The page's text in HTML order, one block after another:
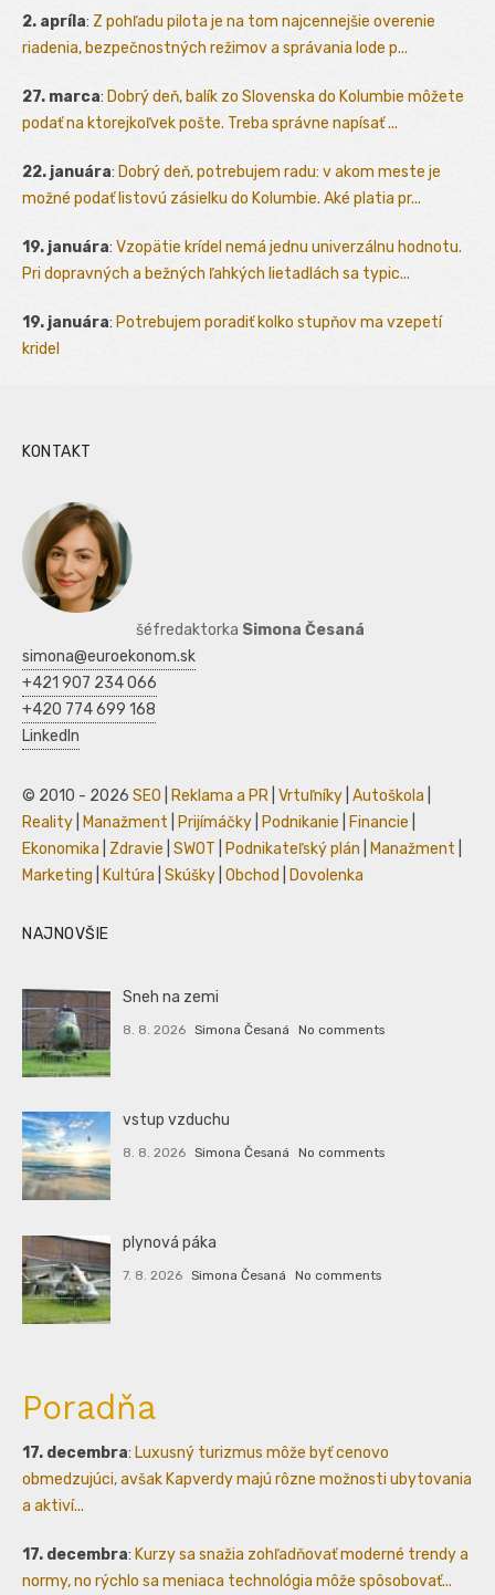
2. apríla: Z pohľadu pilota je na tom najcennejšie overenie
riadenia, bezpečnostných režimov a správania lode p...
27. marca: Dobrý deň, balík zo Slovenska do Kolumbie môžete
podať na ktorejkoľvek pošte. Treba správne napísať ...
22. januára: Dobrý deň, potrebujem radu: v akom meste je
možné podať listovú zásielku do Kolumbie. Aké platia pr...
19. januára: Vzopätie krídel nemá jednu univerzálnu hodnotu.
Pri dopravných a bežných ľahkých lietadlách sa typic...
19. januára: Potrebujem poradiť kolko stupňov ma vzepetí
kridel
KONTAKT
šéfredaktorka Simona Česaná
simona@euroekonom.sk
+421 907 234 066
+420 774 699 168
LinkedIn
© 2010 - 2026 SEO Reklama a PR Vrtuľníky Autoškola
Reality
Manažment Prijímáčky Podnikanie Financie
Ekonomika
Zdravie SWOT Podnikateľský plán Manažment
Marketing
Kultúra Skúšky Obchod Dovolenka
NAJNOVŠIE
Sneh na zemi
8. 8. 2026 Simona Česaná No comments
vstup vzduchu
8. 8. 2026 Simona Česaná No comments
plynová páka
7. 8. 2026 Simona Česaná No comments
Poradňa
17. decembra: Luxusný turizmus môže byť cenovo
obmedzujúci, avšak Kapverdy majú rôzne možnosti ubytovania
a aktiví...
17. decembra: Kurzy sa snažia zohľadňovať moderné trendy a
normy, no rýchlo sa meniaca technológia môže spôsobovať...